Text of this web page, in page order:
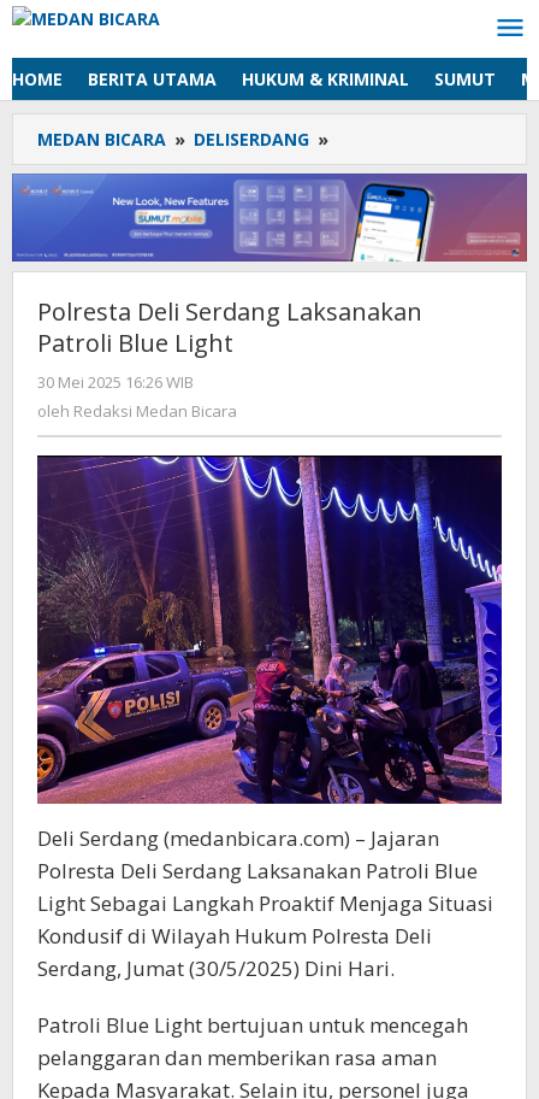
Lewati
konten
HOME BERITA UTAMA HUKUM & KRIMINAL SUMUT
MEDAN BICARA » DELISERDANG »
Deli
Serdang
Laksanakan
Patroli
Blue
Polresta Deli Serdang Laksanakan
Patroli Blue Light
30 Mei 2025 16:26 WIB
Redaksi
Bicara
oleh Redaksi Medan Bicara
Deli Serdang (medanbicara.com) – Jajaran
Polresta Deli Serdang Laksanakan Patroli Blue
Light Sebagai Langkah Proaktif Menjaga Situasi
Kondusif di Wilayah Hukum Polresta Deli
Serdang, Jumat (30/5/2025) Dini Hari.
Patroli Blue Light bertujuan untuk mencegah
pelanggaran dan memberikan rasa aman
Kepada Masyarakat. Selain itu, personel juga